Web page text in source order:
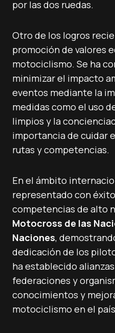
por las dos ruedas.
Otro de los logros
promoción de valores
motociclismo. Se ha
minimizar el impacto
eventos mediante la
medidas como el uso
limpios y la
importancia de cuidar
rutas y competencias.
En el ámbito
representado con
competencias de alto
Motocross de las
Naciones,
dedicación de los
ha establecido
federaciones y
conocimientos y
motociclismo en el